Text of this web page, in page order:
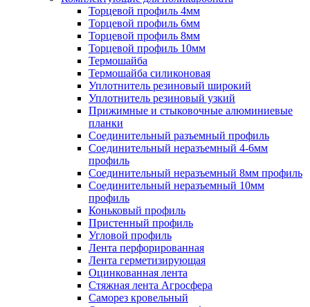
Торцевой профиль 4мм
Торцевой профиль 6мм
Торцевой профиль 8мм
Торцевой профиль 10мм
Термошайба
Термошайба силиконовая
Уплотнитель резиновый широкий
Уплотнитель резиновый узкий
Прижимные и стыковочные алюминиевые
планки
Соединительный разъемный профиль
Соединительный неразъемный 4-6мм
профиль
Соединительный неразъемный 8мм профиль
Соединительный неразъемный 10мм
профиль
Коньковый профиль
Пристенный профиль
Угловой профиль
Лента перфорированная
Лента герметизирующая
Оцинкованная лента
Стяжная лента Агросфера
Саморез кровельный